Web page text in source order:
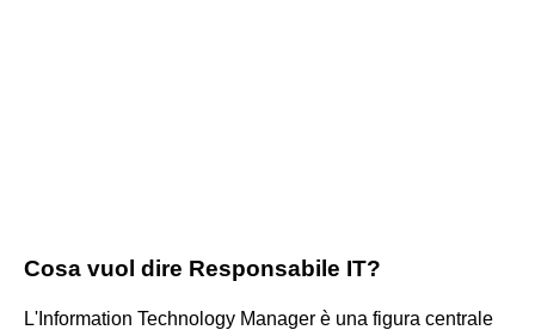
Cosa vuol dire Responsabile IT?
L'Information Technology Manager è una figura centrale